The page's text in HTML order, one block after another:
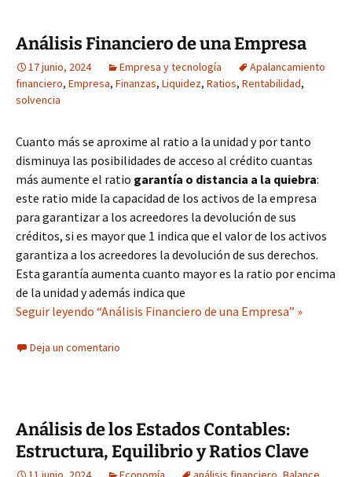
Análisis Financiero de una Empresa
17 junio, 2024 Empresa y tecnología
Apalancamiento
financiero, Empresa, Finanzas, Liquidez, Ratios, Rentabilidad,
solvencia
Cuanto más se aproxime al ratio a la unidad y por tanto
disminuya las posibilidades de acceso al crédito cuantas
más aumente el ratio garantía o distancia a la quiebra:
este ratio mide la capacidad de los activos de la empresa
para garantizar a los acreedores la devolución de sus
créditos, si es mayor que 1 indica que el valor de los activos
garantiza a los acreedores la devolución de sus derechos.
Esta garantía aumenta cuanto mayor es la ratio por encima
de la unidad y además indica que
Seguir leyendo “Análisis Financiero de una Empresa” »
Deja un comentario
Análisis de los Estados Contables:
Estructura, Equilibrio y Ratios Clave